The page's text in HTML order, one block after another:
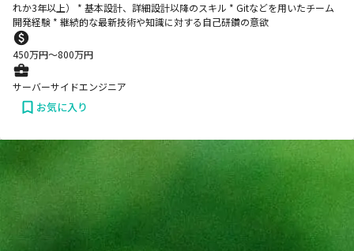
れか3年以上） * 基本設計、詳細設計以降のスキル * Gitなどを用いたチーム
開発経験 * 継続的な最新技術や知識に対する自己研鑽の意欲
450万円〜800万円
サーバーサイドエンジニア
お気に入り